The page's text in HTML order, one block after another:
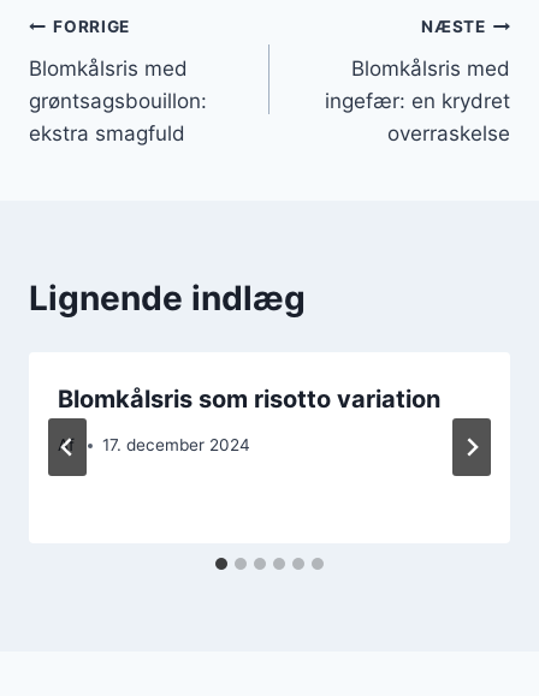
Indlægsnavigation
FORRIGE
Blomkålsris med
grøntsagsbouillon:
ekstra smagfuld
NÆSTE
Blomkålsris med
ingefær: en krydret
overraskelse
Lignende indlæg
Blomkålsris som risotto variation
Af 17. december 2024